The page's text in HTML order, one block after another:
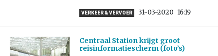
VERKEER & VERVOER 31-03-2020 16:19
Centraal Station krijgt groot
reisinformatiescherm (foto’s)